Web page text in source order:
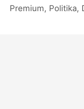
Premium, Politika,